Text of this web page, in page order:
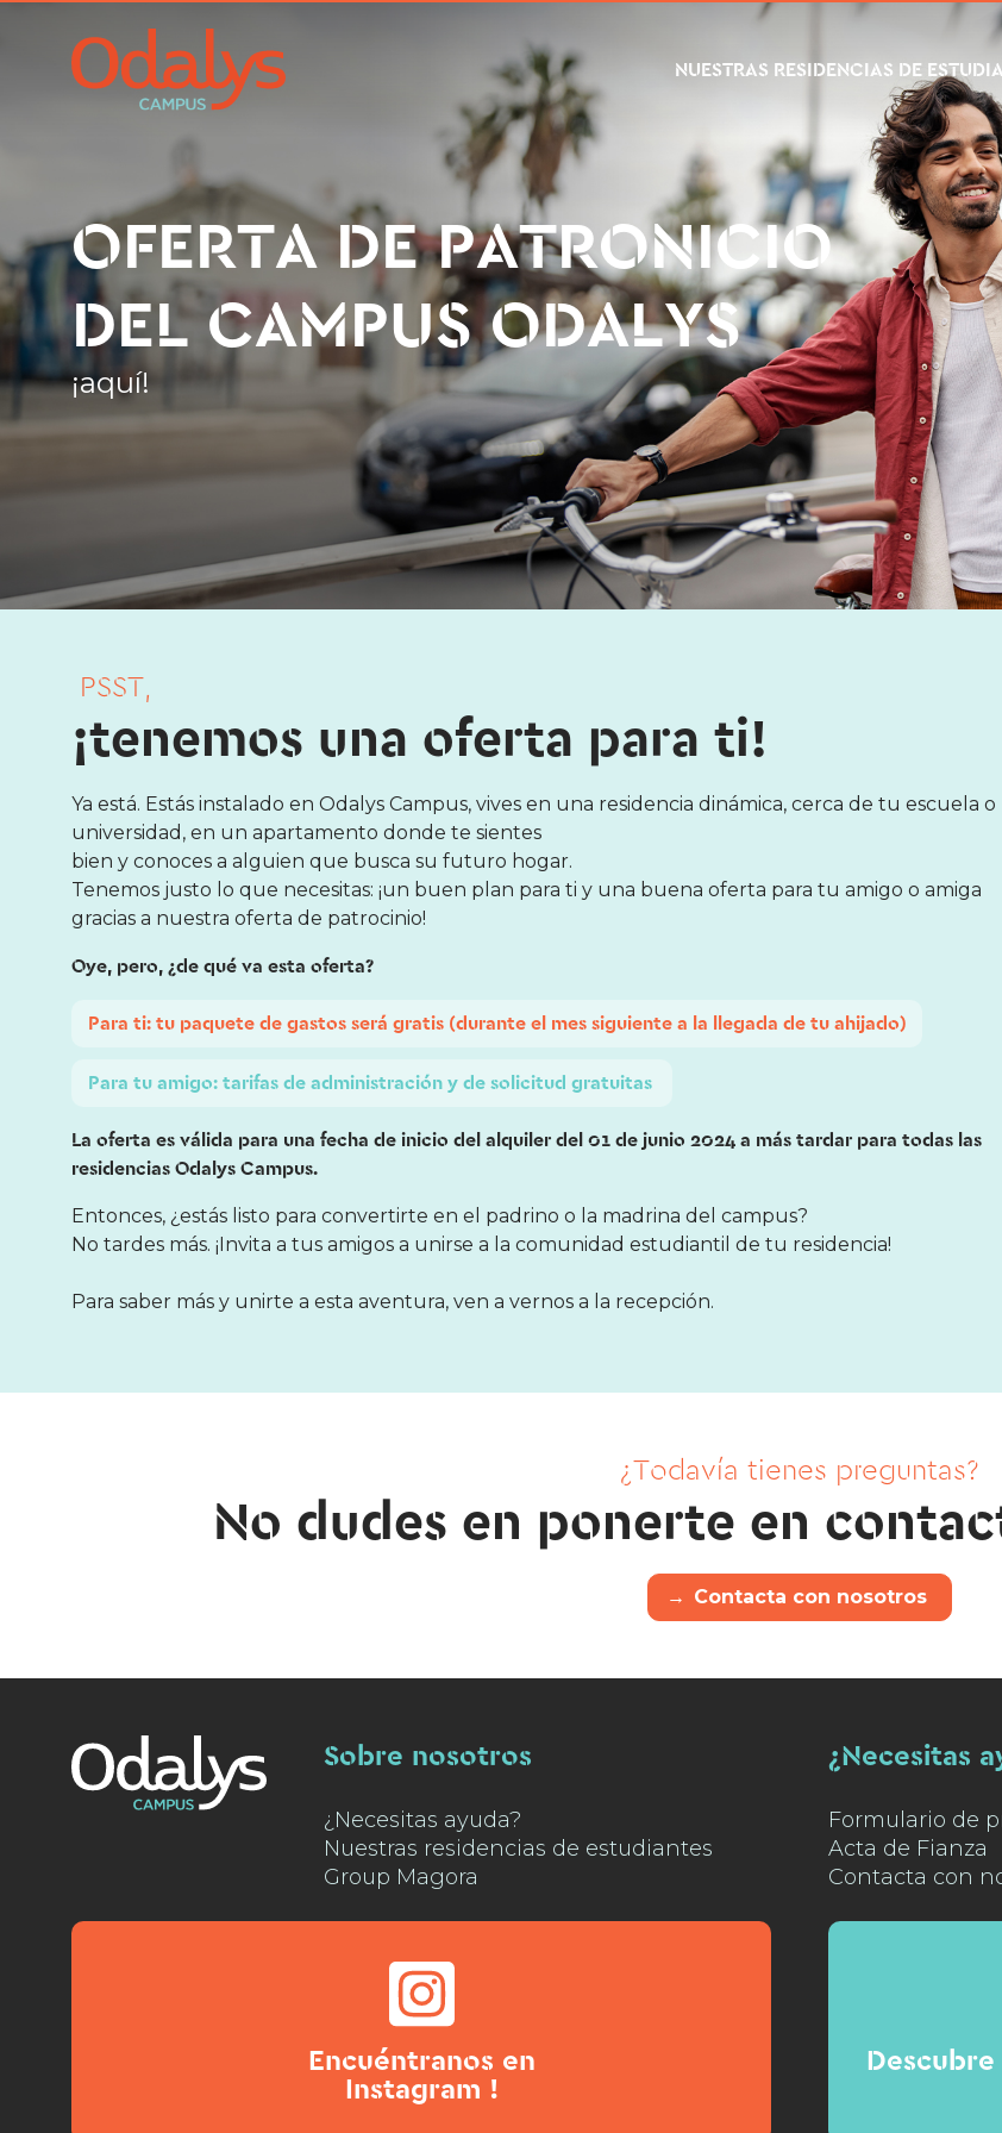
NUESTRAS RESIDENCIAS DE
OFERTA DE PATRONICIO
DEL CAMPUS ODALYS
¡aquí!
PSST,
¡tenemos una oferta para ti!
Ya está. Estás instalado en Odalys Campus, vives en una residencia dinámica, cerca de tu escuela o
universidad, en un apartamento donde te sientes
bien y conoces a alguien que busca su futuro hogar.
Tenemos justo lo que necesitas: ¡un buen plan para ti y una buena oferta para tu amigo o amiga
gracias a nuestra oferta de patrocinio!
Oye, pero, ¿de qué va esta oferta?
Para ti: tu paquete de gastos será gratis (durante el mes siguiente a la llegada de tu ahijado)
Para tu amigo: tarifas de administración y de solicitud gratuitas
La oferta es válida para una fecha de inicio del alquiler del 01 de junio 2024 a más tardar para todas las
residencias Odalys Campus.
Entonces, ¿estás listo para convertirte en el padrino o la madrina del campus?
No tardes más. ¡Invita a tus amigos a unirse a la comunidad estudiantil de tu residencia!
Para saber más y unirte a esta aventura, ven a vernos a la recepción.
¿Todavía tienes preguntas?
No dudes en ponerte en
→ Contacta con nosotros
Sobre nosotros
¿Necesitas ayuda?
Nuestras residencias de estudiantes
Group Magora
¿Necesitas
Formulario de
Acta de Fianza
Contacta con
Encuéntranos en
Instagram !